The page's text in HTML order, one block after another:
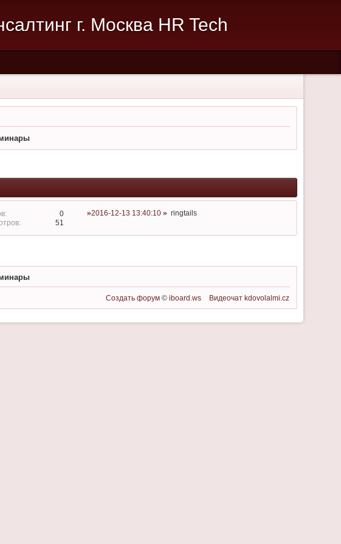
г. Москва HR Tech
0
51
2016-12-13 13:40:10 ringtails
Создать форум ©iboard.ws Видеочат kdovolalmi.cz